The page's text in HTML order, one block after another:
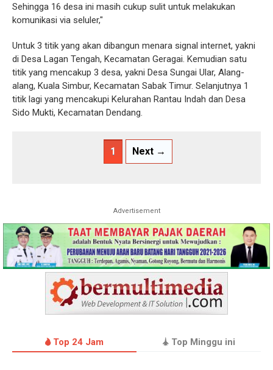
Sehingga 16 desa ini masih cukup sulit untuk melakukan
komunikasi via seluler,"
Untuk 3 titik yang akan dibangun menara signal internet, yakni
di Desa Lagan Tengah, Kecamatan Geragai. Kemudian satu
titik yang mencakup 3 desa, yakni Desa Sungai Ular, Alang-
alang, Kuala Simbur, Kecamatan Sabak Timur. Selanjutnya 1
titik lagi yang mencakupi Kelurahan Rantau Indah dan Desa
Sido Mukti, Kecamatan Dendang.
1 Next →
Advertisement
Top 24 Jam Top Minggu ini